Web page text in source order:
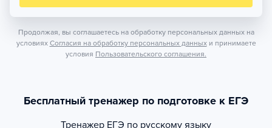
Продолжая, вы соглашаетесь на обработку персональных данных на
условиях Согласия на обработку персональных данных и принимаете
условия Пользовательского соглашения.
Бесплатный тренажер по подготовке к ЕГЭ
Тренажер ЕГЭ по русскому языку